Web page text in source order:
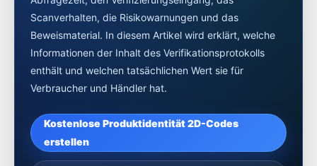
Scanverhalten, die Risikowarnungen und das
Beweismaterial. In diesem Artikel wird erklärt, welche
Informationen der Inhalt des Verifikationsprotokolls
enthält und welchen tatsächlichen Wert sie für
Verbraucher und Händler hat.
Kostenlose Produktidentität 2D-Codes
erstellen